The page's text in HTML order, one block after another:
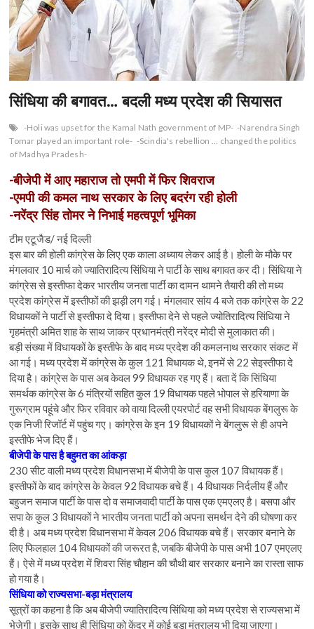
सिंधिया की बगावत… बदली मध्य प्रदेश की सियासत
-Holi was upset for the Kamal Nath government of MP- -Narendra Singh
Tomar played an important role- -Scindia's rebellion ... changed the politics
of Madhya Pradesh-
-बीजेपी में आए महाराज तो एमपी में फिर शिवराज
-एमपी की कमल नाथ सरकार के लिए बदरंग रही होली
-नरेंद्र सिंह तोमर ने निभाई महत्वपूर्ण भूमिका
टीम एटूजैड/ नई दिल्ली
इस बार की होली कांग्रेस के लिए एक काला अध्याय लेकर आई है। होली के मौके पर
मंगलवार 10 मार्च को ज्यातिरादित्य सिंधिया ने पार्टी के साथ बगावत कर दी। सिंधिया ने
कांग्रेस से इस्तीफा देकर भारतीय जनता पार्टी का दामन थामने तैयारी की तो मध्य
प्रदेश कांग्रेस में इस्तीफों की झड़ी लग गई। मंगलवार सांय 4 बजे तक कांग्रेस के 22
विधायकों ने पार्टी से इस्तीफा दे दिया। इस्तीफा देने से पहले ज्योतिरादित्य सिंधिया ने
गृहमंत्री अमित शाह के साथ जाकर प्रधानमंत्री नरेंद्र मोदी से मुलाकात की।
बड़ी संख्या में विधायकों के इस्तीफे के बाद मध्य प्रदेश की कमलनाथ सरकार संकट में
आ गई। मध्य प्रदेश में कांग्रेस के कुल 121 विधायक थे, इनमें से 22 सेइस्तीफा दे
दिया है। कांग्रेस के पास अब केवल 99 विधायक रह गए हैं। बता दें कि सिंधिया
समर्थक कांग्रेस के 6 मंत्रियों सहित कुल 19 विधायक पहले भोपाल से हरियाणा के
गुरूग्राम पहूंचे और फिर रविवार को वाया दिल्ली एयरपोर्ट वह सभी विधायक बेंगलुरू के
एक निजी रिजॉर्ट में पहुंच गए। कांग्रेस के इन 19 विधायकों ने बेंगलुरू से ही अपने
इस्तीफे भेज दिए हैं।
बीजेपी के पास है बहुमत का आंकड़ा
230 सीट वाली मध्य प्रदेश विधानसभा में बीजेपी के पास कुल 107 विधायक हैं।
इस्तीफों के बाद कांग्रेस के केवल 92 विधायक बचे हैं। 4 विधायक निर्दलीय हैं और
बहुजन समाज पार्टी के पास दो व समाजवादी पार्टी के पास एक एमएलए है। बसपा और
सपा के कुल 3 विधायकों ने भारतीय जनता पार्टी को अपना समर्थन देने की घोषणा कर
दी है। अब मध्य प्रदेश विधानसभा में केवल 206 विधायक बचे हैं। सरकार बनाने के
लिए फिलहाल 104 विधायकों की जरूरत है, जबकि बीजेपी के पास अभी 107 एमएलए
हैं। ऐसे में मध्य प्रदेश में शिवरा सिंह चौहान की चौथी बार सरकार बनाने का रास्ता साफ
हो गया है।
सिंधिया को राज्यसभा-बड़ा मंत्रालय
सूत्रों का कहना है कि अब बीजेपी ज्यातिरादित्य सिंधिया को मध्य प्रदेश से राज्यसभा में
भेजेगी। इसके साथ ही सिंधिया को केंद्र में कोई बड़ा मंत्रालय भी दिया जाएगा।